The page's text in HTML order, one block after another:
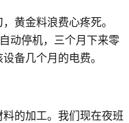
黄金料浪费心疼死。
动停机，三个月下来零
备几个月的电费。
的加工。我们现在夜班